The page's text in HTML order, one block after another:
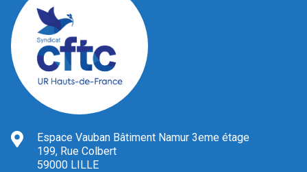
Espace Vauban Bâtiment Namur 3eme étage
199, Rue Colbert
59000 LILLE